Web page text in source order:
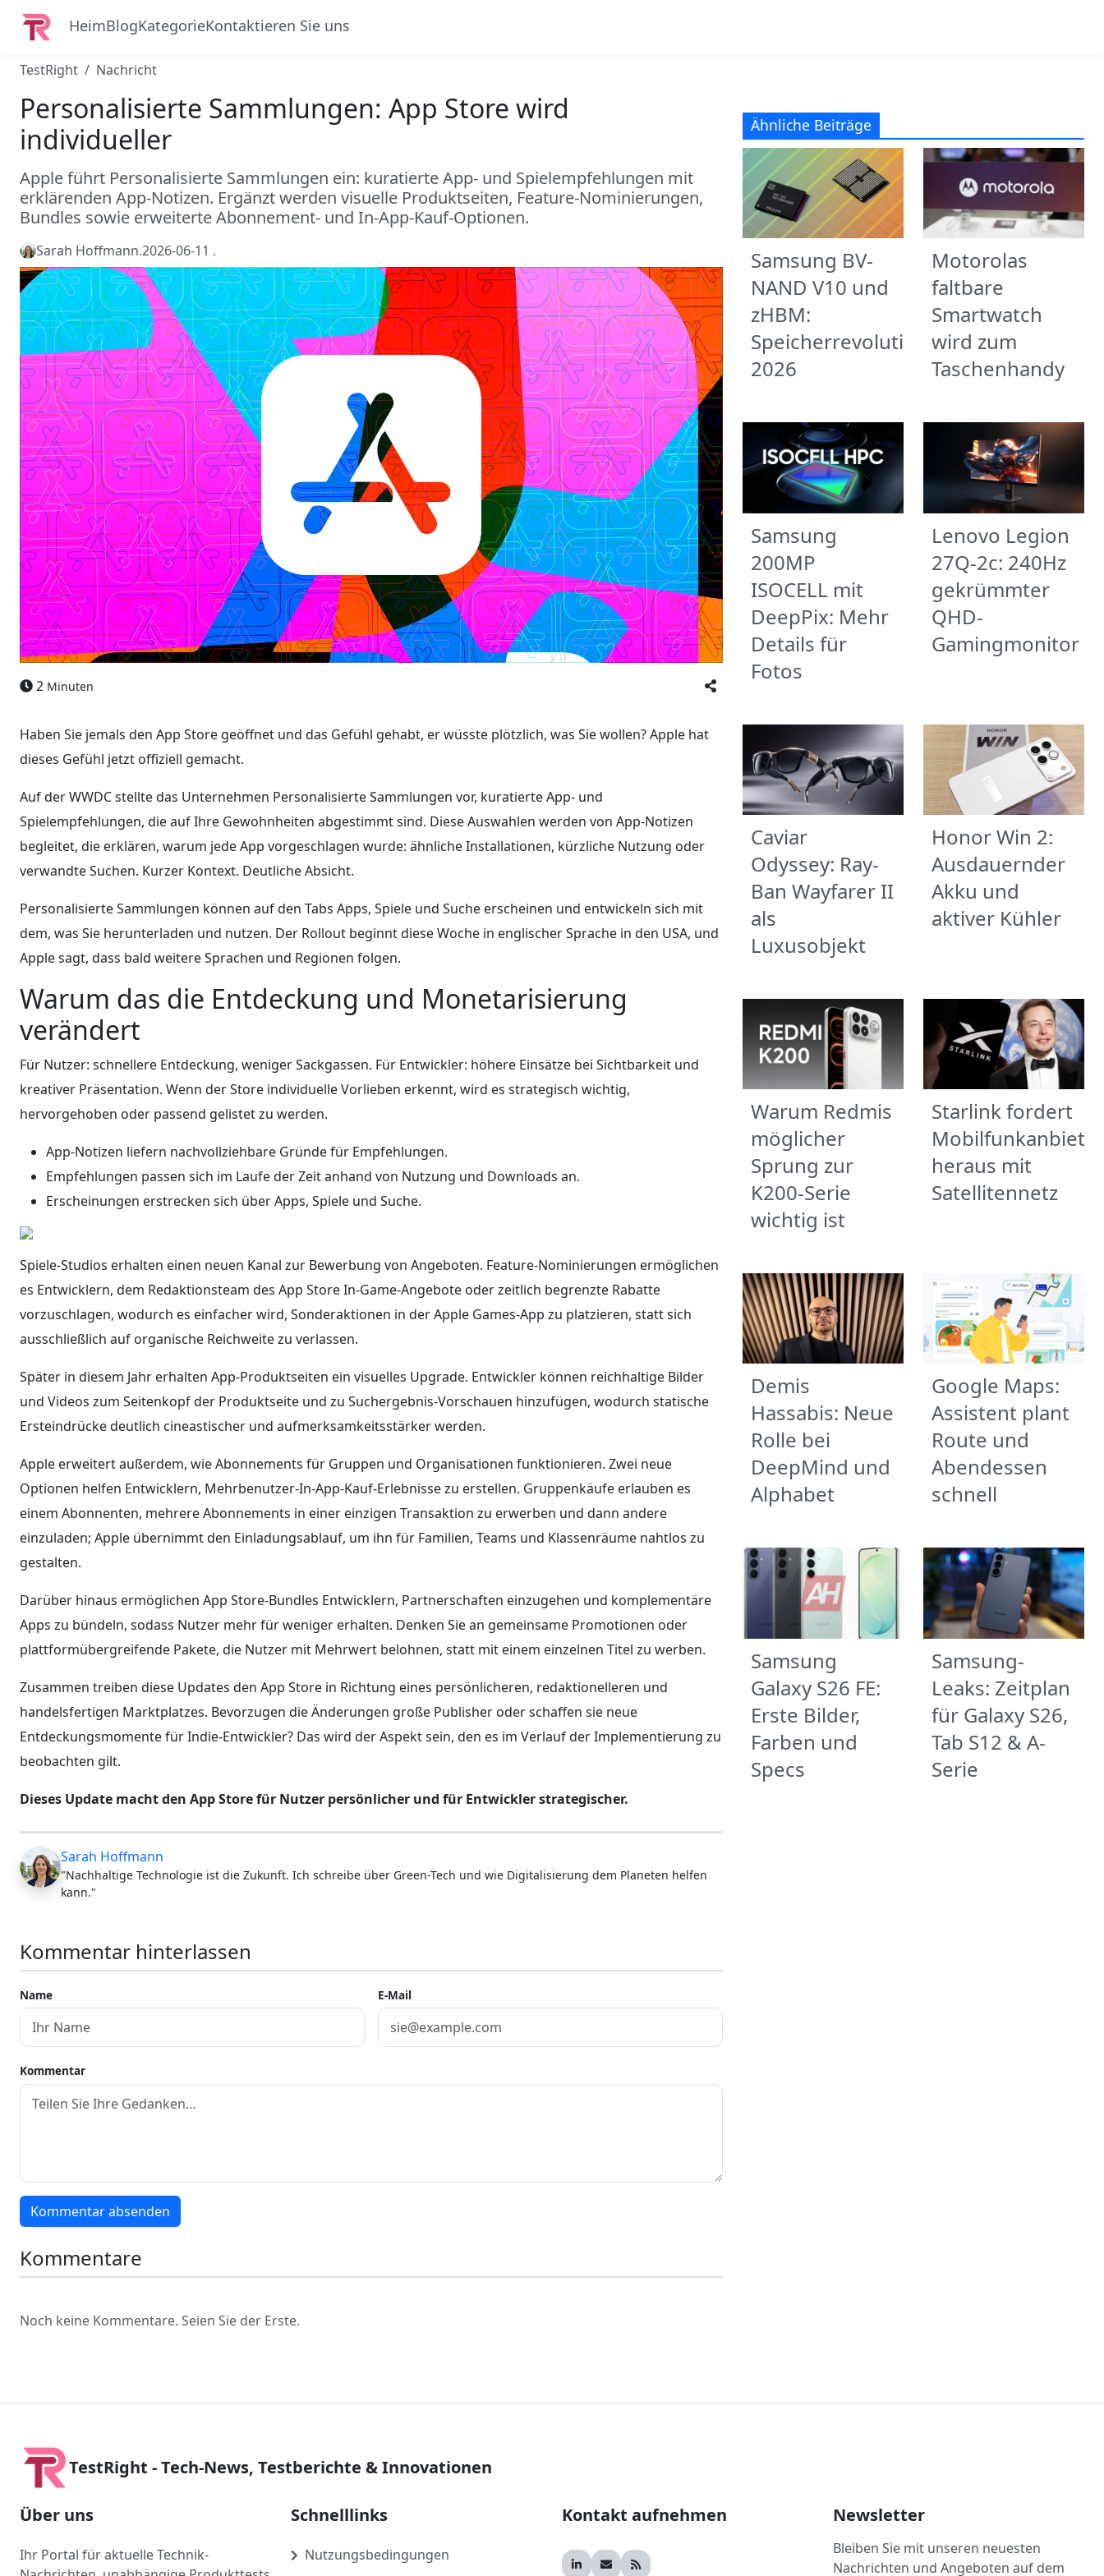
HeimBlogKategorieKontaktieren Sie uns
TestRight Nachricht
Personalisierte Sammlungen: App Store wird
individueller
Apple führt Personalisierte Sammlungen ein: kuratierte App- und Spielempfehlungen mit
erklärenden App-Notizen. Ergänzt werden visuelle Produktseiten, Feature-Nominierungen,
Bundles sowie erweiterte Abonnement- und In-App-Kauf-Optionen.
Sarah Hoffmann.2026-06-11 .
2 Minuten
Haben Sie jemals den App Store geöffnet und das Gefühl gehabt, er wüsste plötzlich, was Sie wollen? Apple hat
dieses Gefühl jetzt offiziell gemacht.
Auf der WWDC stellte das Unternehmen Personalisierte Sammlungen vor, kuratierte App- und
Spielempfehlungen, die auf Ihre Gewohnheiten abgestimmt sind. Diese Auswahlen werden von App-Notizen
begleitet, die erklären, warum jede App vorgeschlagen wurde: ähnliche Installationen, kürzliche Nutzung oder
verwandte Suchen. Kurzer Kontext. Deutliche Absicht.
Personalisierte Sammlungen können auf den Tabs Apps, Spiele und Suche erscheinen und entwickeln sich mit
dem, was Sie herunterladen und nutzen. Der Rollout beginnt diese Woche in englischer Sprache in den USA, und
Apple sagt, dass bald weitere Sprachen und Regionen folgen.
Warum das die Entdeckung und Monetarisierung
verändert
Für Nutzer: schnellere Entdeckung, weniger Sackgassen. Für Entwickler: höhere Einsätze bei Sichtbarkeit und
kreativer Präsentation. Wenn der Store individuelle Vorlieben erkennt, wird es strategisch wichtig,
hervorgehoben oder passend gelistet zu werden.
App-Notizen liefern nachvollziehbare Gründe für Empfehlungen.
Empfehlungen passen sich im Laufe der Zeit anhand von Nutzung und Downloads an.
Erscheinungen erstrecken sich über Apps, Spiele und Suche.
Spiele-Studios erhalten einen neuen Kanal zur Bewerbung von Angeboten. Feature-Nominierungen ermöglichen
es Entwicklern, dem Redaktionsteam des App Store In-Game-Angebote oder zeitlich begrenzte Rabatte
vorzuschlagen, wodurch es einfacher wird, Sonderaktionen in der Apple Games-App zu platzieren, statt sich
ausschließlich auf organische Reichweite zu verlassen.
Später in diesem Jahr erhalten App-Produktseiten ein visuelles Upgrade. Entwickler können reichhaltige Bilder
und Videos zum Seitenkopf der Produktseite und zu Suchergebnis-Vorschauen hinzufügen, wodurch statische
Ersteindrücke deutlich cineastischer und aufmerksamkeitsstärker werden.
Apple erweitert außerdem, wie Abonnements für Gruppen und Organisationen funktionieren. Zwei neue
Optionen helfen Entwicklern, Mehrbenutzer-In-App-Kauf-Erlebnisse zu erstellen. Gruppenkäufe erlauben es
einem Abonnenten, mehrere Abonnements in einer einzigen Transaktion zu erwerben und dann andere
einzuladen; Apple übernimmt den Einladungsablauf, um ihn für Familien, Teams und Klassenräume nahtlos zu
gestalten.
Darüber hinaus ermöglichen App Store-Bundles Entwicklern, Partnerschaften einzugehen und komplementäre
Apps zu bündeln, sodass Nutzer mehr für weniger erhalten. Denken Sie an gemeinsame Promotionen oder
plattformübergreifende Pakete, die Nutzer mit Mehrwert belohnen, statt mit einem einzelnen Titel zu werben.
Zusammen treiben diese Updates den App Store in Richtung eines persönlicheren, redaktionelleren und
handelsfertigen Marktplatzes. Bevorzugen die Änderungen große Publisher oder schaffen sie neue
Entdeckungsmomente für Indie-Entwickler? Das wird der Aspekt sein, den es im Verlauf der Implementierung zu
beobachten gilt.
Dieses Update macht den App Store für Nutzer persönlicher und für Entwickler strategischer.
Sarah Hoffmann
"Nachhaltige Technologie ist die Zukunft. Ich schreibe über Green-Tech und wie Digitalisierung dem Planeten helfen
kann."
Kommentar hinterlassen
Name E-Mail
Kommentar
Kommentar absenden
Kommentare
Noch keine Kommentare. Seien Sie der Erste.
Ähnliche Beiträge
Samsung BV-
NAND V10 und
zHBM:
Speicherrevolution
2026
Motorolas
faltbare
Smartwatch
wird zum
Taschenhandy
Samsung
200MP
ISOCELL mit
DeepPix: Mehr
Details für
Fotos
Lenovo Legion
27Q-2c: 240Hz
gekrümmter
QHD-
Gamingmonitor
Caviar
Odyssey: Ray-
Ban Wayfarer II
als
Luxusobjekt
Honor Win 2:
Ausdauernder
Akku und
aktiver Kühler
Warum Redmis
möglicher
Sprung zur
K200-Serie
wichtig ist
Starlink fordert
Mobilfunkanbieter
heraus mit
Satellitennetz
Demis
Hassabis: Neue
Rolle bei
DeepMind und
Alphabet
Google Maps:
Assistent plant
Route und
Abendessen
schnell
Samsung
Galaxy S26 FE:
Erste Bilder,
Farben und
Specs
Samsung-
Leaks: Zeitplan
für Galaxy S26,
Tab S12 & A-
Serie
TestRight - Tech-News, Testberichte & Innovationen
Über uns
Ihr Portal für aktuelle Technik-
Schnelllinks
Nutzungsbedingungen
Kontakt aufnehmen Newsletter
Bleiben Sie mit unseren neuesten
Nachrichten und Angeboten auf dem